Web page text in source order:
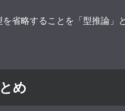
を省略することを「型推論」
め